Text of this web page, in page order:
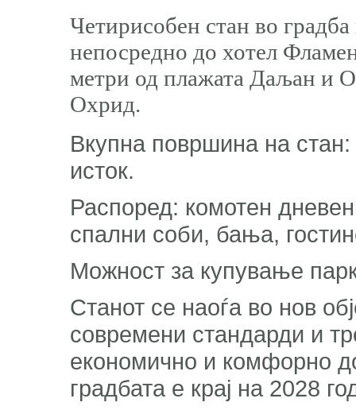
Четирисобен стан во
непосредно до хотел
метри од плажата Даљан и
Охрид.
Вкупна површина на
исток.
Распоред: комотен дневен
спални соби, бања,
Можност за купување
Станот се наоѓа во нов
современи стандарди и
економично и комфорно
градбата е крај на 2028